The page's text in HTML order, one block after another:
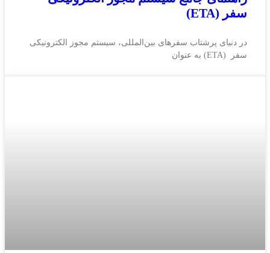
سفر (ETA)
در دنیای پرشتاب سفرهای بین‌المللی، سیستم مجوز الکترونیکی
سفر (ETA) به عنوان